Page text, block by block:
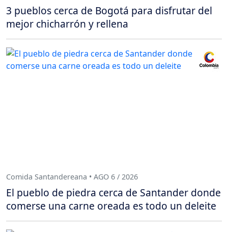
3 pueblos cerca de Bogotá para disfrutar del
mejor chicharrón y rellena
Comida Santandereana • AGO 6 / 2026
El pueblo de piedra cerca de Santander donde
comerse una carne oreada es todo un deleite